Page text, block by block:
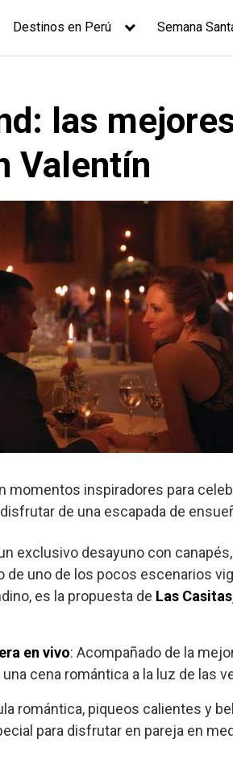
Destinos en Perú Semana
las
Valentín
momentos inspiradores para
de una escapada de
exclusivo desayuno con
de uno de los pocos escenarios
es la propuesta de Las
en vivo: Acompañado de la
cena romántica a la luz de las
romántica, piqueos calientes y
para disfrutar en pareja en